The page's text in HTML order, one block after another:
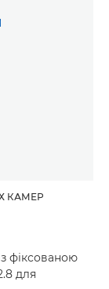
КАМЕР
фіксованою
для